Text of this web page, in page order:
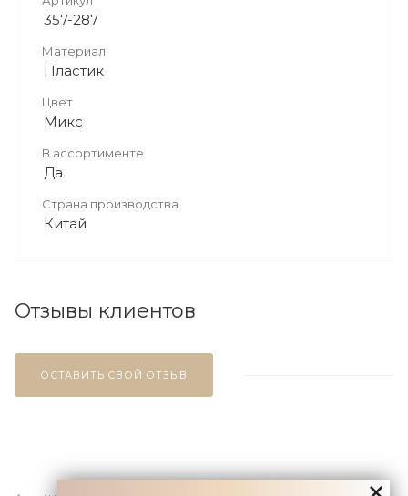
357-287
Материал
Пластик
Цвет
Микс
В ассортименте
Да
Страна производства
Китай
Отзывы клиентов
ОСТАВИТЬ СВОЙ ОТЗЫВ